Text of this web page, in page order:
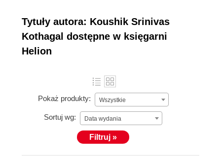
Tytuły autora: Koushik Srinivas
Kothagal dostępne w księgarni
Helion
Pokaż produkty: Wszystkie
Sortuj wg: Data wydania
Filtruj »